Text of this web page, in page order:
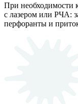
При необходимости
с лазером или РЧА:
перфоранты и